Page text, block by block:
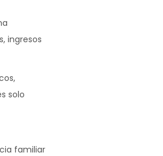
ingresos
solo
familiar